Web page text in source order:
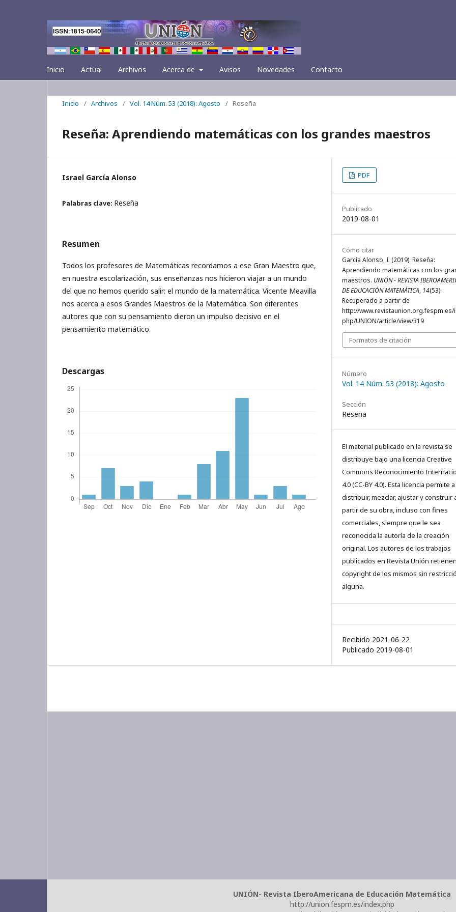
Inicio Actual Archivos Acerca de Avisos Novedades Contacto
Inicio / Archivos / Vol. 14 Núm. 53 (2018): Agosto / Reseña
Reseña: Aprendiendo matemáticas con los grandes maestros
Israel García Alonso
Palabras clave: Reseña
Resumen
Todos los profesores de Matemáticas recordamos a ese Gran Maestro que,
en nuestra escolarización, sus enseñanzas nos hicieron viajar a un mundo
del que no hemos querido salir: el mundo de la matemática. Vicente Meavilla
nos acerca a esos Grandes Maestros de la Matemática. Son diferentes
autores que con su pensamiento dieron un impulso decisivo en el
pensamiento matemático.
Descargas
PDF
Publicado
2019-08-01
Cómo citar
García Alonso, I. (2019). Reseña:
Aprendiendo matemáticas con los
maestros. UNIÓN - REVISTA
DE EDUCACIÓN MATEMÁTICA, 14(53).
Recuperado a partir de
http://www.revistaunion.org.fespm.es/
php/UNION/article/view/319
Formatos de citación
Número
Vol. 14 Núm. 53 (2018): Agosto
Sección
Reseña
El material publicado en la revista se
distribuye bajo una licencia Creative
Commons Reconocimiento
4.0 (CC-BY 4.0). Esta licencia permite
distribuir, mezclar, ajustar y construir
partir de su obra, incluso con fines
comerciales, siempre que le sea
reconocida la autoría de la creación
original. Los autores de los trabajos
publicados en Revista Unión
copyright de los mismos sin
alguna.
Recibido 2021-06-22
Publicado 2019-08-01
UNIÓN- Revista IberoAmericana de Educación Matemática
http://union.fespm.es/index.php